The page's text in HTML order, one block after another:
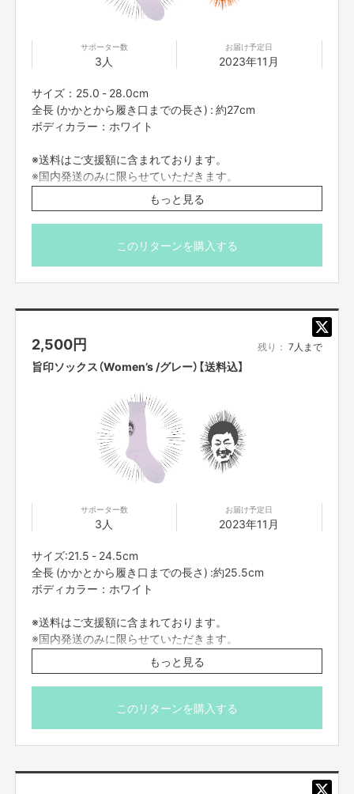
書店様へ
現在、書籍をお取り扱いいただける書店様を募集しております！
させていただきます。
【ご支援にあたっての注意事項】
■迷惑メールの対策などでドメイン指定を行っている場合、メールが受信で
きない場合がございます。「@yoshimoto.co.jp」を受信設定してください。
■応募者は、自ら及び自らが代表となって応募した参加者全てが、反社会的
れらの構成員等を指します。以下、同様とします。）に該当せず、また、こ
を保証します。
サポーター数
3人
お届け予定日
2023年11月
サイズ：25.0 - 28.0cm
全長 (かかとから履き口までの長さ) : 約27cm
ボディカラー：ホワイト
※送料はご支援額に含まれております。
※国内発送のみに限らせていただきます。
※画像はイメージになります。
もっと見る
このリターンを購入する
2,500円 残り： 7人まで
旨印ソックス（Women’s /グレー）【送料込】
サポーター数
3人
お届け予定日
2023年11月
サイズ:21.5 - 24.5cm
全長 (かかとから履き口までの長さ) :約25.5cm
ボディカラー：ホワイト
※送料はご支援額に含まれております。
※国内発送のみに限らせていただきます。
※画像はイメージになります。
もっと見る
このリターンを購入する